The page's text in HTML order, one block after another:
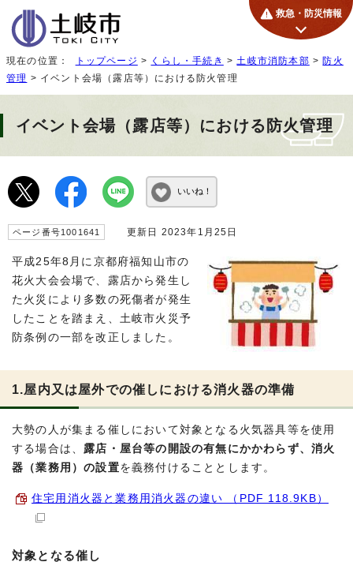
救急・防災情報
現在の位置： トップページ > くらし・手続き >土岐市消防本部 >防火
管理 > イベント会場（露店等）における防火管理
イベント会場（露店等）における防火管理
いいね！
ページ番号1001641 更新日 2023年1月25日
平成25年8月に京都府福知山市の
花火大会会場で、露店から発生し
た火災により多数の死傷者が発生
したことを踏まえ、土岐市火災予
防条例の一部を改正しました。
1.屋内又は屋外での催しにおける消火器の準備
大勢の人が集まる催しにおいて対象となる火気器具等を使用
する場合は、 露店・屋台等の開設の有無にかかわらず、消火
器（業務用）の設置を義務付けることとします。
住宅用消火器と業務用消火器の違い （PDF 118.9KB）
対象となる催し